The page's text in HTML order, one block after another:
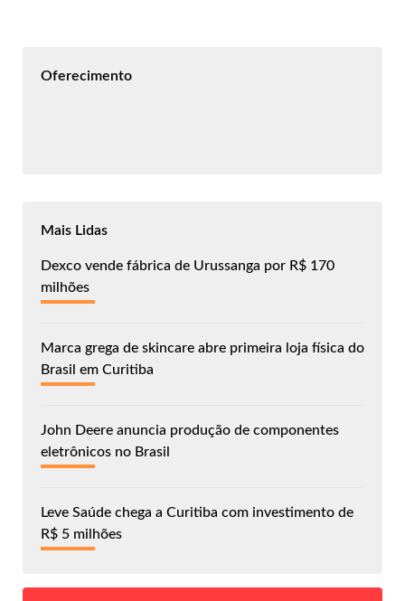
Oferecimento
Mais Lidas
Dexco vende fábrica de Urussanga por R$ 170
milhões
Marca grega de skincare abre primeira loja física do
Brasil em Curitiba
John Deere anuncia produção de componentes
eletrônicos no Brasil
Leve Saúde chega a Curitiba com investimento de
R$ 5 milhões